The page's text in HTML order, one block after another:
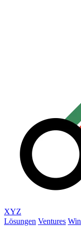
XYZ
Lösungen Ventures